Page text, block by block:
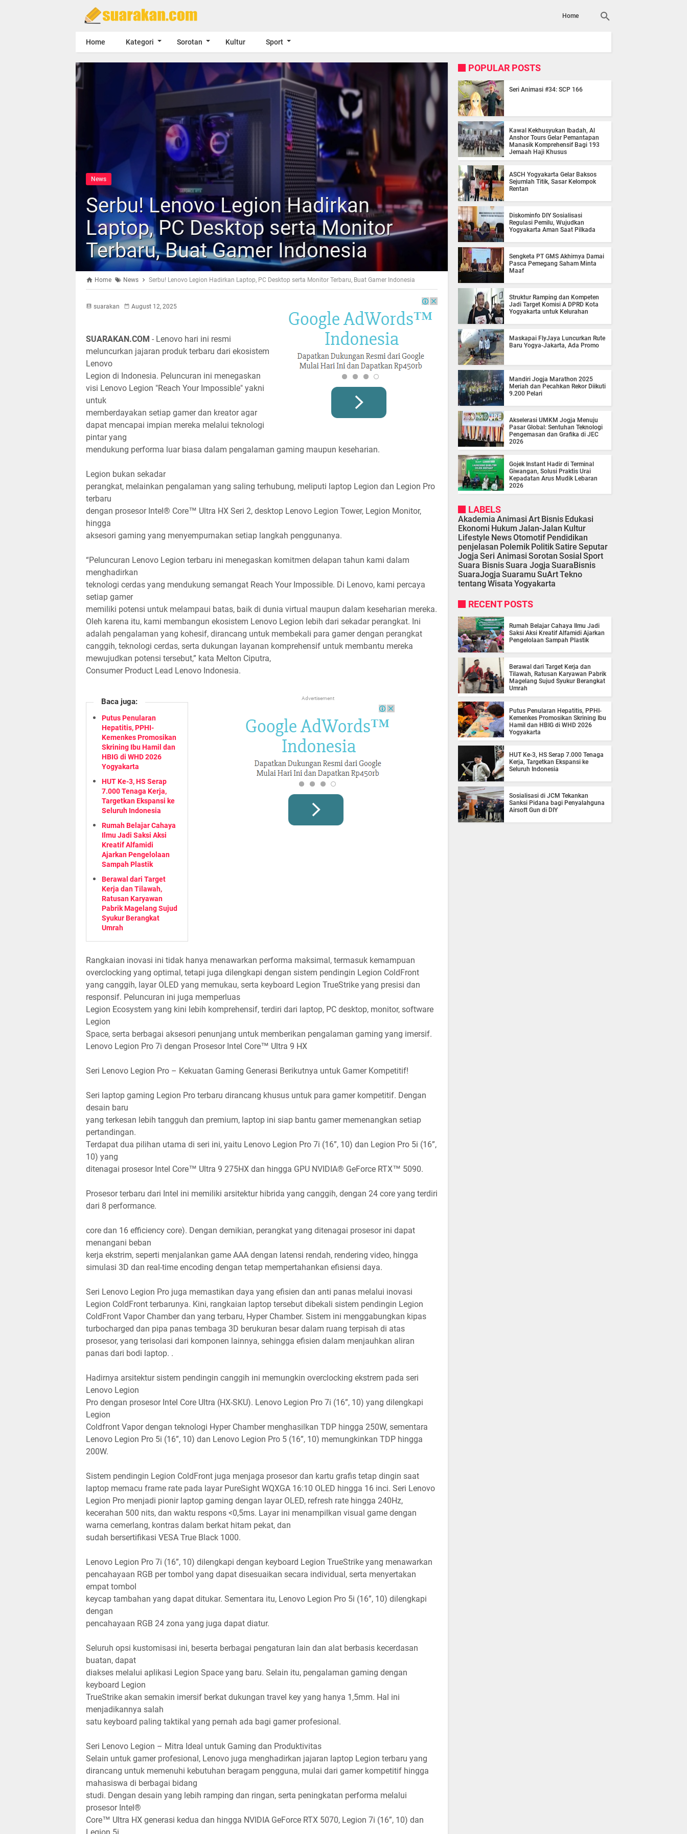
Home
Home Kategori Sorotan Kultur Sport
News
Serbu! Lenovo Legion Hadirkan
Laptop, PC Desktop serta Monitor
Terbaru, Buat Gamer Indonesia
Home News Serbu! Lenovo Legion Hadirkan Laptop, PC Desktop serta Monitor Terbaru, Buat Gamer Indonesia
suarakan August 12, 2025
SUARAKAN.COM - Lenovo hari ini resmi
meluncurkan jajaran produk terbaru dari ekosistem
Lenovo
Legion di Indonesia. Peluncuran ini menegaskan
visi Lenovo Legion "Reach Your Impossible" yakni
untuk
memberdayakan setiap gamer dan kreator agar
dapat mencapai impian mereka melalui teknologi
pintar yang
mendukung performa luar biasa dalam pengalaman gaming maupun keseharian.
Legion bukan sekadar
perangkat, melainkan pengalaman yang saling terhubung, meliputi laptop Legion dan Legion Pro
terbaru
dengan prosesor Intel® Core™ Ultra HX Seri 2, desktop Lenovo Legion Tower, Legion Monitor,
hingga
aksesori gaming yang menyempurnakan setiap langkah penggunanya.
“Peluncuran Lenovo Legion terbaru ini menegaskan komitmen delapan tahun kami dalam
menghadirkan
teknologi cerdas yang mendukung semangat Reach Your Impossible. Di Lenovo, kami percaya
setiap gamer
memiliki potensi untuk melampaui batas, baik di dunia virtual maupun dalam keseharian mereka.
Oleh karena itu, kami membangun ekosistem Lenovo Legion lebih dari sekadar perangkat. Ini
adalah pengalaman yang kohesif, dirancang untuk membekali para gamer dengan perangkat
canggih, teknologi cerdas, serta dukungan layanan komprehensif untuk membantu mereka
mewujudkan potensi tersebut,” kata Melton Ciputra,
Consumer Product Lead Lenovo Indonesia.
Advertisement
Baca juga:
Putus Penularan
Hepatitis, PPHI-
Kemenkes Promosikan
Skrining Ibu Hamil dan
HBIG di WHD 2026
Yogyakarta
HUT Ke-3, HS Serap
7.000 Tenaga Kerja,
Targetkan Ekspansi ke
Seluruh Indonesia
Rumah Belajar Cahaya
Ilmu Jadi Saksi Aksi
Kreatif Alfamidi
Ajarkan Pengelolaan
Sampah Plastik
Berawal dari Target
Kerja dan Tilawah,
Ratusan Karyawan
Pabrik Magelang Sujud
Syukur Berangkat
Umrah
Rangkaian inovasi ini tidak hanya menawarkan performa maksimal, termasuk kemampuan
overclocking yang optimal, tetapi juga dilengkapi dengan sistem pendingin Legion ColdFront
yang canggih, layar OLED yang memukau, serta keyboard Legion TrueStrike yang presisi dan
responsif. Peluncuran ini juga memperluas
Legion Ecosystem yang kini lebih komprehensif, terdiri dari laptop, PC desktop, monitor, software
Legion
Space, serta berbagai aksesori penunjang untuk memberikan pengalaman gaming yang imersif.
Lenovo Legion Pro 7i dengan Prosesor Intel Core™ Ultra 9 HX
Seri Lenovo Legion Pro – Kekuatan Gaming Generasi Berikutnya untuk Gamer Kompetitif!
Seri laptop gaming Legion Pro terbaru dirancang khusus untuk para gamer kompetitif. Dengan
desain baru
yang terkesan lebih tangguh dan premium, laptop ini siap bantu gamer memenangkan setiap
pertandingan.
Terdapat dua pilihan utama di seri ini, yaitu Lenovo Legion Pro 7i (16”, 10) dan Legion Pro 5i (16”,
10) yang
ditenagai prosesor Intel Core™ Ultra 9 275HX dan hingga GPU NVIDIA® GeForce RTX™ 5090.
Prosesor terbaru dari Intel ini memiliki arsitektur hibrida yang canggih, dengan 24 core yang terdiri
dari 8 performance.
core dan 16 efficiency core). Dengan demikian, perangkat yang ditenagai prosesor ini dapat
menangani beban
kerja ekstrim, seperti menjalankan game AAA dengan latensi rendah, rendering video, hingga
simulasi 3D dan real-time encoding dengan tetap mempertahankan efisiensi daya.
Seri Lenovo Legion Pro juga memastikan daya yang efisien dan anti panas melalui inovasi
Legion ColdFront terbarunya. Kini, rangkaian laptop tersebut dibekali sistem pendingin Legion
ColdFront Vapor Chamber dan yang terbaru, Hyper Chamber. Sistem ini menggabungkan kipas
turbocharged dan pipa panas tembaga 3D berukuran besar dalam ruang terpisah di atas
prosesor, yang terisolasi dari komponen lainnya, sehingga efisien dalam menjauhkan aliran
panas dari bodi laptop. .
Hadirnya arsitektur sistem pendingin canggih ini memungkin overclocking ekstrem pada seri
Lenovo Legion
Pro dengan prosesor Intel Core Ultra (HX-SKU). Lenovo Legion Pro 7i (16”, 10) yang dilengkapi
Legion
Coldfront Vapor dengan teknologi Hyper Chamber menghasilkan TDP hingga 250W, sementara
Lenovo Legion Pro 5i (16”, 10) dan Lenovo Legion Pro 5 (16”, 10) memungkinkan TDP hingga
200W.
Sistem pendingin Legion ColdFront juga menjaga prosesor dan kartu grafis tetap dingin saat
laptop memacu frame rate pada layar PureSight WQXGA 16:10 OLED hingga 16 inci. Seri Lenovo
Legion Pro menjadi pionir laptop gaming dengan layar OLED, refresh rate hingga 240Hz,
kecerahan 500 nits, dan waktu respons <0,5ms. Layar ini menampilkan visual game dengan
warna cemerlang, kontras dalam berkat hitam pekat, dan
sudah bersertifikasi VESA True Black 1000.
Lenovo Legion Pro 7i (16”, 10) dilengkapi dengan keyboard Legion TrueStrike yang menawarkan
pencahayaan RGB per tombol yang dapat disesuaikan secara individual, serta menyertakan
empat tombol
keycap tambahan yang dapat ditukar. Sementara itu, Lenovo Legion Pro 5i (16”, 10) dilengkapi
dengan
pencahayaan RGB 24 zona yang juga dapat diatur.
Seluruh opsi kustomisasi ini, beserta berbagai pengaturan lain dan alat berbasis kecerdasan
buatan, dapat
diakses melalui aplikasi Legion Space yang baru. Selain itu, pengalaman gaming dengan
keyboard Legion
TrueStrike akan semakin imersif berkat dukungan travel key yang hanya 1,5mm. Hal ini
menjadikannya salah
satu keyboard paling taktikal yang pernah ada bagi gamer profesional.
Seri Lenovo Legion – Mitra Ideal untuk Gaming dan Produktivitas
Selain untuk gamer profesional, Lenovo juga menghadirkan jajaran laptop Legion terbaru yang
dirancang untuk memenuhi kebutuhan beragam pengguna, mulai dari gamer kompetitif hingga
mahasiswa di berbagai bidang
studi. Dengan desain yang lebih ramping dan ringan, serta peningkatan performa melalui
prosesor Intel®
Core™ Ultra HX generasi kedua dan hingga NVIDIA GeForce RTX 5070, Legion 7i (16”, 10) dan
Legion 5i
POPULAR POSTS
Seri Animasi #34: SCP 166
Kawal Kekhusyukan Ibadah, Al
Anshor Tours Gelar Pemantapan
Manasik Komprehensif Bagi 193
Jemaah Haji Khusus
ASCH Yogyakarta Gelar Baksos
Sejumlah Titik, Sasar Kelompok
Rentan
Diskominfo DIY Sosialisasi
Regulasi Pemilu, Wujudkan
Yogyakarta Aman Saat Pilkada
Sengketa PT GMS Akhirnya Damai
Pasca Pemegang Saham Minta
Maaf
Struktur Ramping dan Kompeten
Jadi Target Komisi A DPRD Kota
Yogyakarta untuk Kelurahan
Maskapai FlyJaya Luncurkan Rute
Baru Yogya-Jakarta, Ada Promo
Mandiri Jogja Marathon 2025
Meriah dan Pecahkan Rekor Diikuti
9.200 Pelari
Akselerasi UMKM Jogja Menuju
Pasar Global: Sentuhan Teknologi
Pengemasan dan Grafika di JEC
2026
Gojek Instant Hadir di Terminal
Giwangan, Solusi Praktis Urai
Kepadatan Arus Mudik Lebaran
2026
LABELS
Akademia Animasi Art Bisnis Edukasi
Ekonomi Hukum Jalan-Jalan Kultur
Lifestyle NewsOtomotif Pendidikan
penjelasan Polemik PolitikSatire Seputar
Jogja Seri Animasi Sorotan Sosial Sport
Suara BisnisSuara Jogja SuaraBisnis
SuaraJogja Suaramu SuArtTekno
tentang Wisata Yogyakarta
RECENT POSTS
Rumah Belajar Cahaya Ilmu Jadi
Saksi Aksi Kreatif Alfamidi Ajarkan
Pengelolaan Sampah Plastik
Berawal dari Target Kerja dan
Tilawah, Ratusan Karyawan Pabrik
Magelang Sujud Syukur Berangkat
Umrah
Putus Penularan Hepatitis, PPHI-
Kemenkes Promosikan Skrining Ibu
Hamil dan HBIG di WHD 2026
Yogyakarta
HUT Ke-3, HS Serap 7.000 Tenaga
Kerja, Targetkan Ekspansi ke
Seluruh Indonesia
Sosialisasi di JCM Tekankan
Sanksi Pidana bagi Penyalahguna
Airsoft Gun di DIY